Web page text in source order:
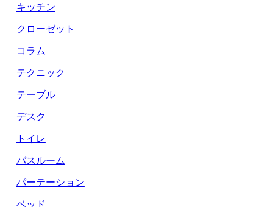
キッチン
クローゼット
コラム
テクニック
テーブル
デスク
トイレ
バスルーム
パーテーション
ベッド